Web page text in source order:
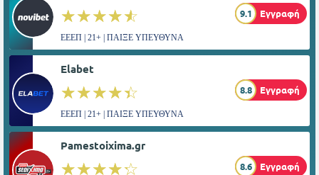
☆☆☆☆☆
★★★★★ 9.1 Εγγραφή
ΕΕΕΠ | 21+ | ΠΑΙΞΕ ΥΠΕΥΘΥΝΑ
Elabet
☆☆☆☆☆
★★★★★ 8.8 Εγγραφή
ΕΕΕΠ | 21+ | ΠΑΙΞΕ ΥΠΕΥΘΥΝΑ
Pamestoixima.gr
☆☆☆☆☆
★★★★★ 8.6 Εγγραφή